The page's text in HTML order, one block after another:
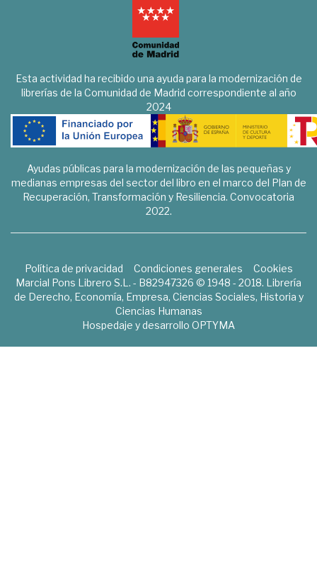
Esta actividad ha recibido una ayuda para la modernización de
librerías de la Comunidad de Madrid correspondiente al año
2024
Ayudas públicas para la modernización de las pequeñas y
medianas empresas del sector del libro en el marco del Plan de
Recuperación, Transformación y Resiliencia. Convocatoria
2022.
Política de privacidad Condiciones generales
Cookies
Marcial Pons Librero S.L. - B82947326 © 1948 - 2018. Librería
de Derecho, Economía, Empresa, Ciencias Sociales, Historia y
Ciencias Humanas
Hospedaje y desarrollo OPTYMA